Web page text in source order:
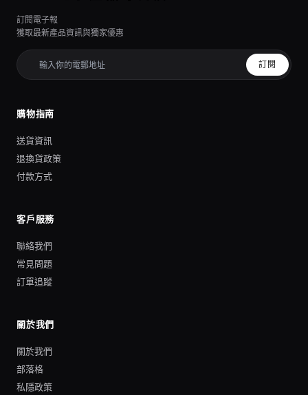
訂閱電子報
獲取最新產品資訊與獨家優惠
訂閱
購物指南
送貨資訊
退換貨政策
付款方式
客戶服務
聯絡我們
常見問題
訂單追蹤
關於我們
關於我們
部落格
私隱政策